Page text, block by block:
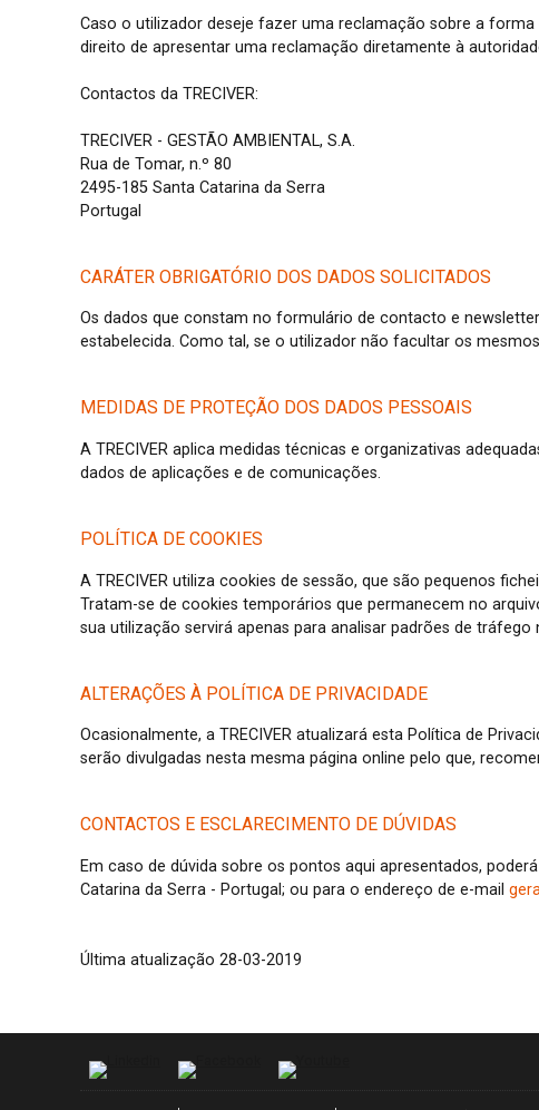
Caso o utilizador deseje fazer uma reclamação sobre a
direito de apresentar uma reclamação diretamente à
Contactos da TRECIVER:
TRECIVER - GESTÃO AMBIENTAL, S.A.
Rua de Tomar, n.º 80
2495-185 Santa Catarina da Serra
Portugal
CARÁTER OBRIGATÓRIO DOS DADOS SOLICITADOS
Os dados que constam no formulário de contacto e
estabelecida. Como tal, se o utilizador não facultar os
MEDIDAS DE PROTEÇÃO DOS DADOS PESSOAIS
A TRECIVER aplica medidas técnicas e organizativas
dados de aplicações e de comunicações.
POLÍTICA DE COOKIES
A TRECIVER utiliza cookies de sessão, que são pequenos
Tratam-se de cookies temporários que permanecem no
sua utilização servirá apenas para analisar padrões de
ALTERAÇÕES À POLÍTICA DE PRIVACIDADE
Ocasionalmente, a TRECIVER atualizará esta Política de
serão divulgadas nesta mesma página online pelo que,
CONTACTOS E ESCLARECIMENTO DE DÚVIDAS
Em caso de dúvida sobre os pontos aqui apresentados,
Catarina da Serra - Portugal; ou para o endereço de e-mail
Última atualização 28-03-2019